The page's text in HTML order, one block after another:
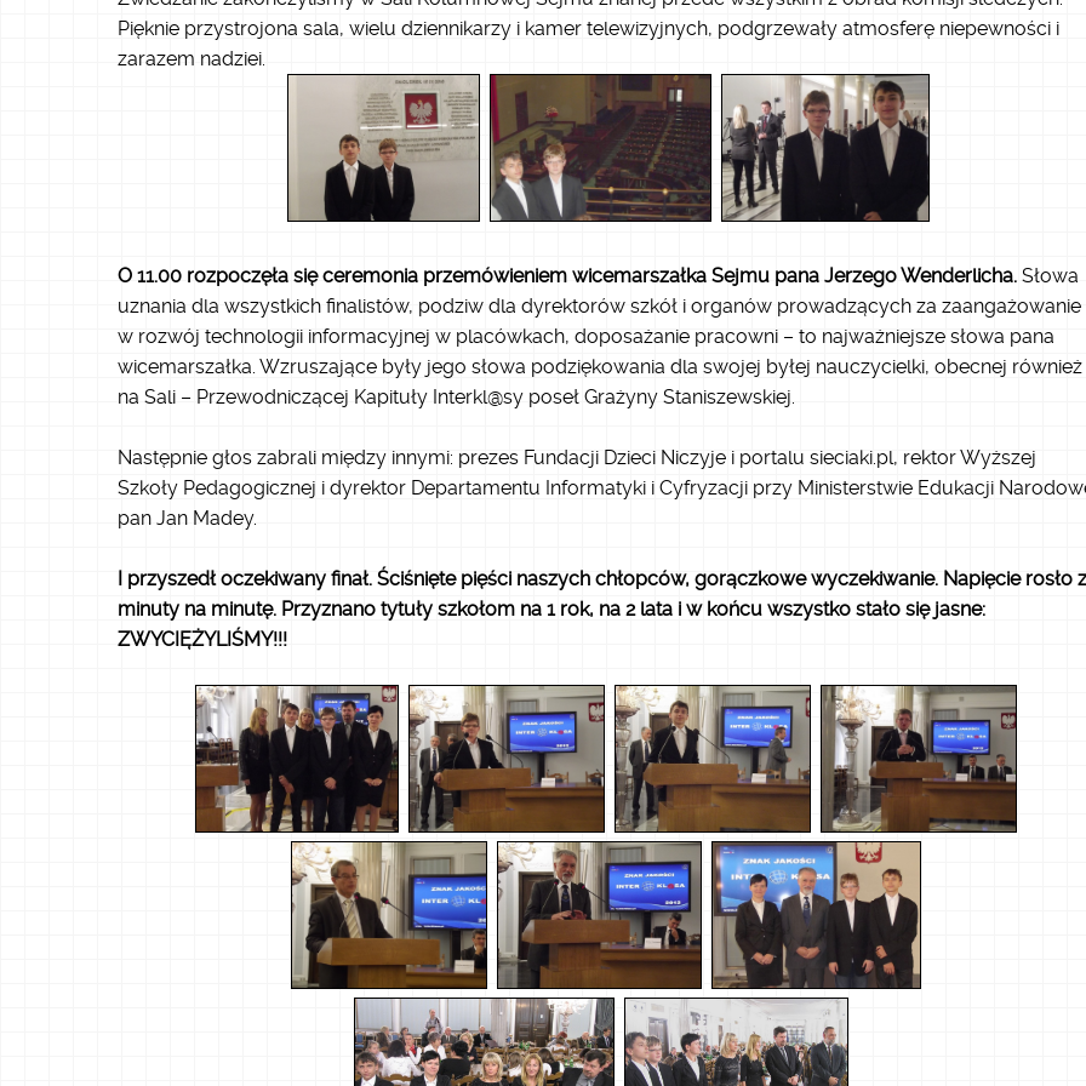
Pięknie przystrojona sala, wielu dziennikarzy i kamer telewizyjnych, podgrzewały atmosferę niepewności i
zarazem nadziei.
O 11.00 rozpoczęła się ceremonia przemówieniem wicemarszałka Sejmu pana Jerzego Wenderlicha. Słowa
uznania dla wszystkich finalistów, podziw dla dyrektorów szkół i organów prowadzących za zaangażowanie
w rozwój technologii informacyjnej w placówkach, doposażanie pracowni – to najważniejsze słowa pana
wicemarszałka. Wzruszające były jego słowa podziękowania dla swojej byłej nauczycielki, obecnej również
na Sali – Przewodniczącej Kapituły Interkl@sy poseł Grażyny Staniszewskiej.
Następnie głos zabrali między innymi: prezes Fundacji Dzieci Niczyje i portalu sieciaki.pl, rektor Wyższej
Szkoły Pedagogicznej i dyrektor Departamentu Informatyki i Cyfryzacji przy Ministerstwie Edukacji
pan Jan Madey.
I przyszedł oczekiwany finał. Ściśnięte pięści naszych chłopców, gorączkowe wyczekiwanie. Napięcie rosło z
minuty na minutę. Przyznano tytuły szkołom na 1 rok, na 2 lata i w końcu wszystko stało się jasne:
ZWYCIĘŻYLIŚMY!!!